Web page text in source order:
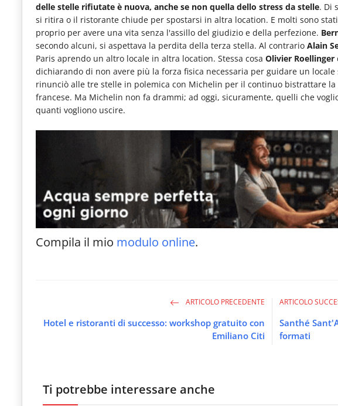
food
&
beverage,
catering
e
articoli
dei
consumi
fuoricasa,
tutte
del
comparto
delle stelle rifiutate è nuova, anche se non quella dello stress da stelle. Di
si ritira o il ristorante chiude per spostarsi in altra location. E molti sono
proprio per avere una vita senza l'assillo del giudizio e della perfezione.
secondo alcuni, si aspettava la perdita della terza stella. Al contrario Alain
Paris aprendo un altro locale in altra location. Stessa cosa Olivier Roellinger
dichiarando di non avere più la forza fisica necessaria per guidare un
rinunciò alle tre stelle in polemica con Michelin per il continuo bistrattare
francese. Ma Michelin non fa drammi; ad oggi, sicuramente, quelli che
quanti vogliono uscire.
Compila il mio modulo online.
ARTICOLO PRECEDENTE
Hotel e ristoranti di successo: workshop gratuito con
Emiliano Citi
ARTICOLO
Santhé
formati
Ti potrebbe interessare anche